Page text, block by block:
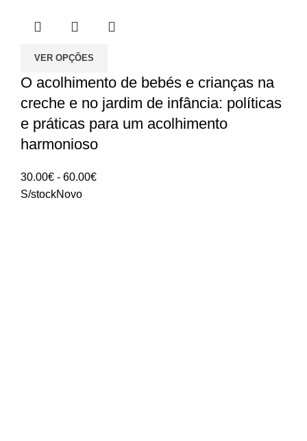
VER OPÇÕES
O acolhimento de bebés e crianças na
creche e no jardim de infância: políticas
e práticas para um acolhimento
harmonioso
30.00€ - 60.00€Intervalo
S/stockNovo